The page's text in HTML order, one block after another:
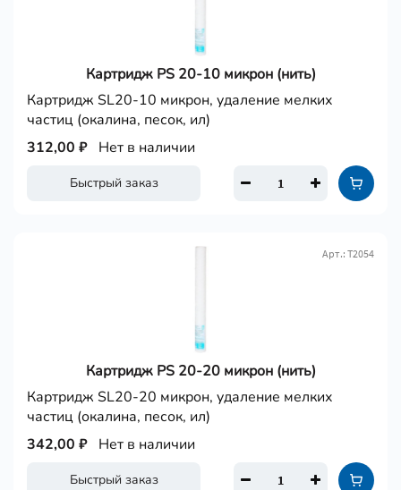
Картридж PS 20-10 микрон (нить)
Картридж SL20-10 микрон, удаление мелких
частиц (окалина, песок, ил)
Быстрый заказ
312,00 ₽ Нет в наличии
Картридж PS 20-20 микрон (нить)
Арт.: Т2054
Картридж SL20-20 микрон, удаление мелких
частиц (окалина, песок, ил)
Быстрый заказ
342,00 ₽ Нет в наличии